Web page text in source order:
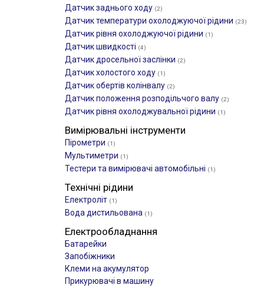
Датчик заднього ходу (2)
Датчик температури охолоджуючої рідини (23)
Датчик рівня охолоджуючої рідини (1)
Датчик швидкості (4)
Датчик дросельної заслінки (2)
Датчик холостого ходу (1)
Датчик обертів колінвалу (2)
Датчик положення розподільчого валу (2)
Датчик рівня охолоджувальної рідини (1)
Вимірювальні інструменти
Пірометри (1)
Мультиметри (1)
Тестери та вимірювачі автомобільні (1)
Технічні рідини
Електроліт (1)
Вода дистильована (1)
Електрообладнання
Батарейки
Запобіжники
Клеми на акумулятор
Прикурювачі в машину